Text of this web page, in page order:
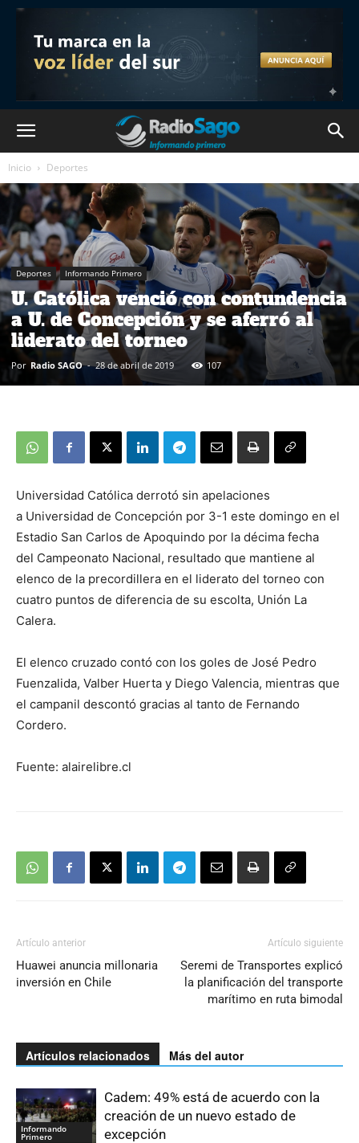
Inicio Deportes
Deportes Informando Primero
U. Católica venció con contundencia
a U. de Concepción y se aferró al
liderato del torneo
Por Radio SAGO - 28 de abril de 2019 107
Universidad Católica derrotó sin apelaciones
a Universidad de Concepción por 3-1 este domingo en el
Estadio San Carlos de Apoquindo por la décima fecha
del Campeonato Nacional, resultado que mantiene al
elenco de la precordillera en el liderato del torneo con
cuatro puntos de diferencia de su escolta, Unión La
Calera.
El elenco cruzado contó con los goles de José Pedro
Fuenzalida, Valber Huerta y Diego Valencia, mientras que
el campanil descontó gracias al tanto de Fernando
Cordero.
Fuente: alairelibre.cl
Artículo anterior
Huawei anuncia millonaria
inversión en Chile
Artículo siguiente
Seremi de Transportes explicó
la planificación del transporte
marítimo en ruta bimodal
Artículos relacionados Más del autor
Informando
Primero
Cadem: 49% está de acuerdo con la
creación de un nuevo estado de
excepción